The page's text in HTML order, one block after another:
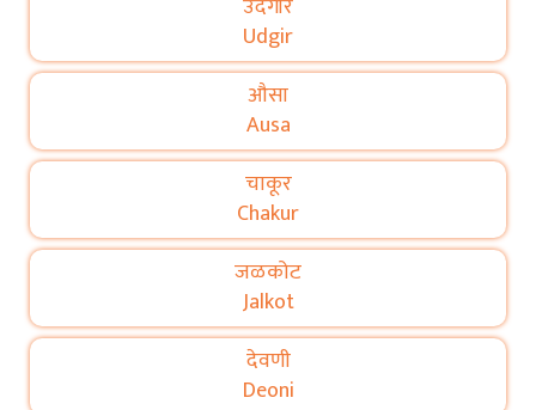
उदगीर
Udgir
औसा
Ausa
चाकूर
Chakur
जळकोट
Jalkot
देवणी
Deoni